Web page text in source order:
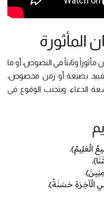
المأثورة
مأثوراً وثابتاً في النصوص، أو ما
تقييد بصيغة أو زمن مخصوص،
الدعاء، ويتجنب الوقوع في
الْعَلِيمُ﴾.
الْآخِرَةِ حَسَنَةً﴾.